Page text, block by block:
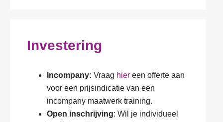
Investering
Incompany: Vraag hier een offerte aan
voor een prijsindicatie van een
incompany maatwerk training.
Open inschrijving: Wil je individueel